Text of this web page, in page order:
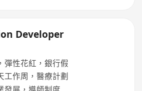
Developer
彈性花紅，銀行假
工作周，醫療計劃